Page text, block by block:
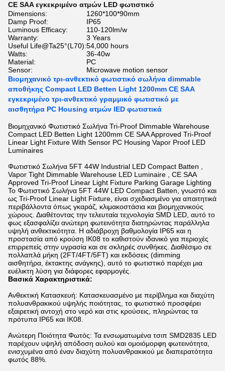
CE SAA εγκεκριμένο ατμών LED φωτιστικό
Dimensions:
1260*100*90mm
Damp Proof:
IP65
Luminous Efficacy:
110-120lm/w
Warranty:
3 Years
Useful Life@Ta25°(L70):54,000 hours
Watts:
36-40w
Material:
PC
Sensor:
Microwave motion sensor
Βιομηχανικό τρι-ανθεκτικό φωτιστικό σωλήνα dimmable
αποθήκης Compact LED Betten Light 1200mm CE SAA
εγκεκριμένο τρι-ανθεκτικό γραμμικό φωτιστικό με
αισθητήρα PC Housing ατμών lED φωτιστικά
Βιομηχανικό Φωτιστικό Σωλήνα Tri-Proof Dimmable Warehouse
Compact LED Betten Light 1200mm CE SAA Approved Tri-Proof
Linear Light Fixture With Sensor PC Housing Vapor Proof LED
Luminaires
Φωτιστικό Σωλήνα 5FT 44W Industrial LED Compact Batten ,
Vapor Tight Dimmable Warehouse LED Luminaire , CE SAA
Approved Tri-Proof Linear Light Fixture Parking Garage Lighting
Το Φωτιστικό Σωλήνα 5FT 44W LED Compact Batten, γνωστό και
ως Tri-Proof Linear Light Fixture, είναι σχεδιασμένο για απαιτητικά
περιβάλλοντα όπως γκαράζ, κλιμακοστάσια και βιομηχανικούς
χώρους. Διαθέτοντας την τελευταία τεχνολογία SMD LED, αυτό το
φως εξασφαλίζει ανώτερη φωτεινότητα διατηρώντας παράλληλα
υψηλή ανθεκτικότητα. Η αδιάβροχη βαθμολογία IP65 και η
προστασία από κρούση IK08 το καθιστούν ιδανικό για περιοχές
επιρρεπείς στην υγρασία και σε σκληρές συνθήκες. Διαθέσιμο σε
πολλαπλά μήκη (2FT/4FT/5FT) και εκδόσεις (dimming
αισθητήρα, έκτακτης ανάγκης), αυτό το φωτιστικό παρέχει μια
ευέλικτη λύση για διάφορες εφαρμογές.
Βασικά Χαρακτηριστικά:
Ανθεκτική Κατασκευή: Κατασκευασμένο με περίβλημα και διαχύτη
πολυανθρακικού υψηλής ποιότητας, το φωτιστικό προσφέρει
εξαιρετική αντοχή στο νερό και στις κρούσεις, πληρώντας τα
πρότυπα IP65 και IK08.
Ανώτερη Ποιότητα Φωτός: Τα ενσωματωμένα τσιπ SMD2835 LED
παρέχουν υψηλή απόδοση αυλού και ομοιόμορφη φωτεινότητα,
ενισχυμένα από έναν διαχύτη πολυανθρακικού με διαπερατότητα
φωτός 88%.